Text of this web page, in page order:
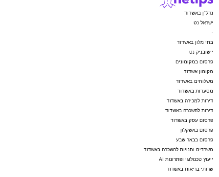
נדל"ן באשדוד
ישראל נט
-
בתי מלון באשדוד
יישובניק נט
פרסום במקומונים
מקומון אשדוד
משלוחים באשדוד
מסעדות באשדוד
דירות למכירה באשדוד
דירות להשכרה באשדוד
פרסום עסק באשדוד
פרסום באשקלון
פרסום בבאר שבע
משרדים וחנויות להשכרה באשדוד
ייעוץ טכנולוגי ופתרונות AI
שרותי בריאות באשדוד